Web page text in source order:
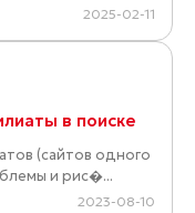
2025-02-11
в поиске
(сайтов одного
и рис�...
2023-08-10